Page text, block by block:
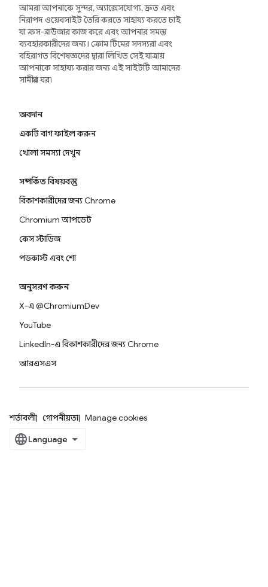
আমরা আপনাকে সুন্দর, অ্যাক্সেসযোগ্য, দ্রুত এবং
নিরাপদ ওয়েবসাইট তৈরি করতে সাহায্য করতে চাই
যা ক্রস-ব্রাউজার কাজ করে এবং আপনার সমস্ত
ব্যবহারকারীদের জন্য। ক্রোম টিমের সদস্যরা এবং
বহিরাগত বিশেষজ্ঞদের দ্বারা লিখিত সেই যাত্রায়
আপনাকে সাহায্য করার জন্য এই সাইটটি আমাদের
সামগ্রীর ঘর৷
অবদান
একটি বাগ ফাইল করুন
খোলা সমস্যা দেখুন
সম্পর্কিত বিষয়বস্তু
বিকাশকারীদের জন্য Chrome
Chromium আপডেট
কেস স্টাডিজ
পডকাস্ট এবং শো
অনুসরণ করুন
X-এ @ChromiumDev
YouTube
LinkedIn-এ বিকাশকারীদের জন্য Chrome
আরএসএস
শর্তাবলী গোপনীয়তা Manage cookies